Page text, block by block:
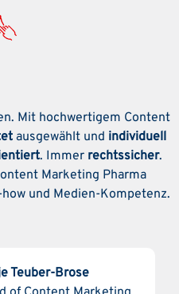
Mit hochwertigem Content
ausgewählt und individuell
. Immer rechtssicher.
Marketing Pharma
und Medien-Kompetenz.
Teuber-Brose